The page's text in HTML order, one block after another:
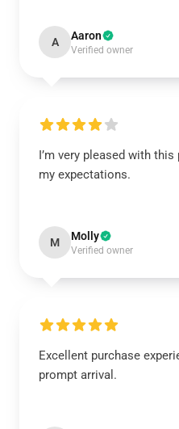
A Aaron
Verified owner
I’m very pleased with
my expectations.
M Molly
Verified owner
Excellent purchase
prompt arrival.